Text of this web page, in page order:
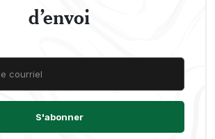
d’envoi